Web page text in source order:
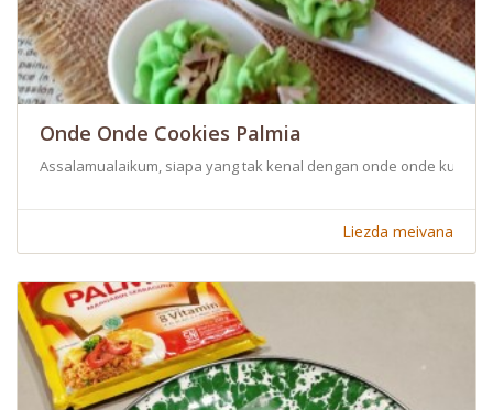
Onde Onde Cookies Palmia
Assalamualaikum, siapa yang tak kenal dengan onde onde kue
Liezda meivana